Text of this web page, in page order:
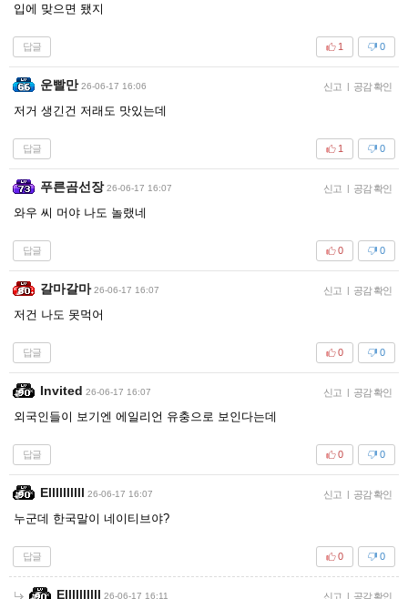
입에 맞으면 됐지
답글 0
1
운빨만 26-06-17 16:06 신고 | 공감 확인
저거 생긴건 저래도 맛있는데
답글 0
1
푸른곰선장 26-06-17 16:07 신고 | 공감 확인
와우 씨 머야 나도 놀랬네
답글 0
0
갈마갈마 26-06-17 16:07 신고 | 공감 확인
저건 나도 못먹어
답글 0
0
Invited 26-06-17 16:07 신고 | 공감 확인
외국인들이 보기엔 에일리언 유충으로 보인다는데
답글 0
0
Ellllllllll 26-06-17 16:07 신고 | 공감 확인
누군데 한국말이 네이티브야?
답글 0
0
Ellllllllll 26-06-17 16:11 신고 | 공감 확인